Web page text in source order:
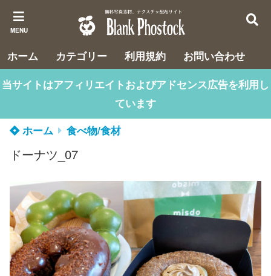
MENU
ホーム カテゴリー 利用規約
お問い合わせ
当サイトはアフィリエイトおよびアドセンス広告を利用し
ています
ホーム
食べ物/食材
ドーナツ_07